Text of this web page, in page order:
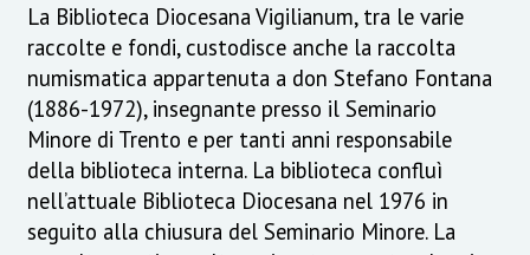
La Biblioteca Diocesana Vigilianum, tra le varie
raccolte e fondi, custodisce anche la raccolta
numismatica appartenuta a don Stefano Fontana
(1886-1972), insegnante presso il Seminario
Minore di Trento e per tanti anni responsabile
della biblioteca interna. La biblioteca confluì
nell’attuale Biblioteca Diocesana nel 1976 in
seguito alla chiusura del Seminario Minore. La